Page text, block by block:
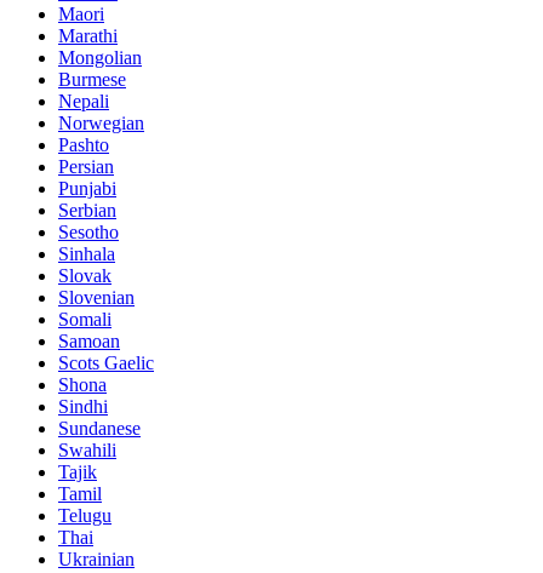
Maori
Marathi
Mongolian
Burmese
Nepali
Norwegian
Pashto
Persian
Punjabi
Serbian
Sesotho
Sinhala
Slovak
Slovenian
Somali
Samoan
Scots Gaelic
Shona
Sindhi
Sundanese
Swahili
Tajik
Tamil
Telugu
Thai
Ukrainian